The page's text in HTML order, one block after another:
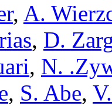
, A.
, D.
, N.
, S. Abe,